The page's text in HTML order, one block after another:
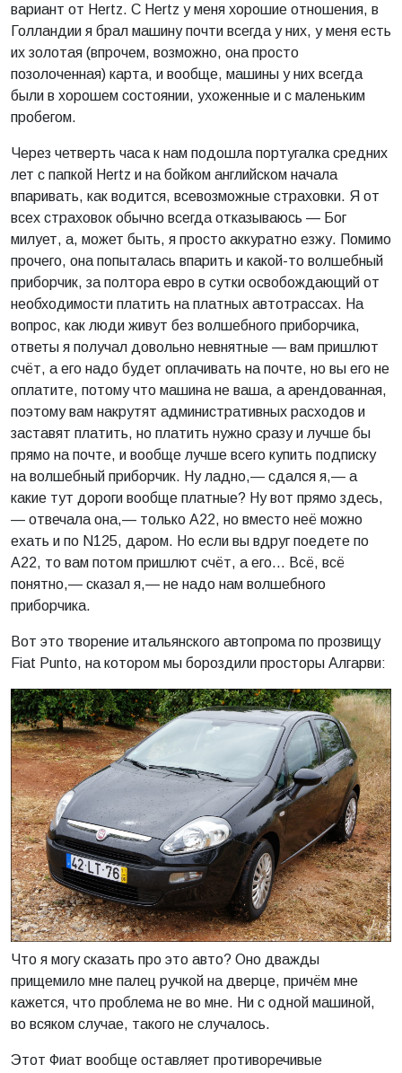
вариант от Hertz. С Hertz у меня хорошие отношения, в
Голландии я брал машину почти всегда у них, у меня есть
их золотая (впрочем, возможно, она просто
позолоченная) карта, и вообще, машины у них всегда
были в хорошем состоянии, ухоженные и с маленьким
пробегом.
Через четверть часа к нам подошла португалка средних
лет с папкой Hertz и на бойком английском начала
впаривать, как водится, всевозможные страховки. Я от
всех страховок обычно всегда отказываюсь ­— Бог
милует, а, может быть, я просто аккуратно езжу. Помимо
прочего, она попыталась впарить и какой-то волшебный
приборчик, за полтора евро в сутки освобождающий от
необходимости платить на платных автотрассах. На
вопрос, как люди живут без волшебного приборчика,
ответы я получал довольно невнятные — вам пришлют
счёт, а его надо будет оплачивать на почте, но вы его не
оплатите, потому что машина не ваша, а арендованная,
поэтому вам накрутят административных расходов и
заставят платить, но платить нужно сразу и лучше бы
прямо на почте, и вообще лучше всего купить подписку
на волшебный приборчик. Ну ладно,— сдался я,— а
какие тут дороги вообще платные? Ну вот прямо здесь,
— отвечала она,— только A22, но вместо неё можно
ехать и по N125, даром. Но если вы вдруг поедете по
A22, то вам потом пришлют счёт, а его… Всё, всё
понятно,— сказал я,— не надо нам волшебного
приборчика.
Вот это творение итальянского автопрома по прозвищу
Fiat Punto, на котором мы бороздили просторы Алгарви:
Что я могу сказать про это авто? Оно дважды
прищемило мне палец ручкой на дверце, причём мне
кажется, что проблема не во мне. Ни с одной машиной,
во всяком случае, такого не случалось.
Этот Фиат вообще оставляет противоречивые